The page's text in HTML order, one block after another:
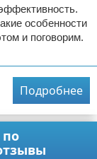
особенности
и поговорим.
Подробнее
по